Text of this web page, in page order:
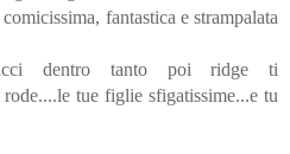
fantastica e strampalata
dentro tanto poi ridge ti
tue figlie sfigatissime...e tu